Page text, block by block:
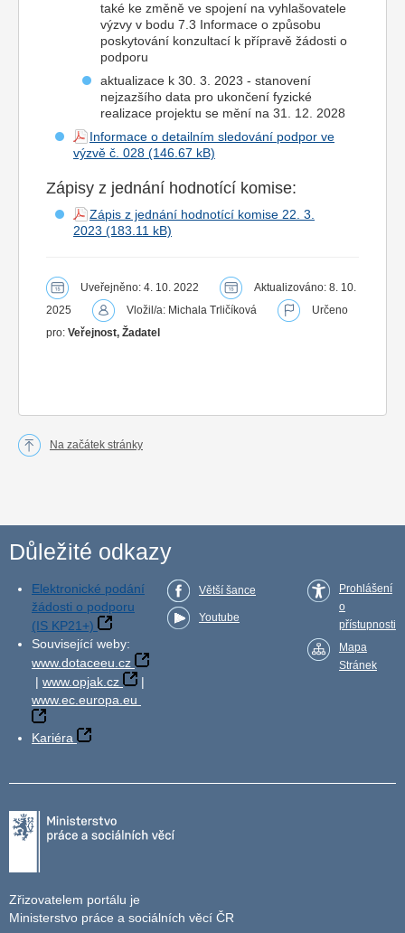
také ke změně ve spojení na vyhlašovatele
výzvy v bodu 7.3 Informace o způsobu
poskytování konzultací k přípravě žádosti o
podporu
aktualizace k 30. 3. 2023 - stanovení
nejzazšího data pro ukončení fyzické
realizace projektu se mění na 31. 12. 2028
Informace o detailním sledování podpor ve
výzvě č. 028
Zápisy z jednání hodnotící komise:
Zápis z jednání hodnotící komise 22. 3.
2023
Uveřejněno: 4. 10. 2022
Aktualizováno: 8. 10.
2025
Vložil/a: Michala Trličíková
Určeno
pro: Veřejnost, Žadatel
Na začátek stránky
Důležité odkazy
Elektronické podání
žádosti o podporu
(IS KP21+)
Související weby:
www.dotaceeu.cz
| www.opjak.cz
|
www.ec.europa.eu
Kariéra
Větší šance
Youtube
Prohlášení
o
přístupnosti
Mapa
Stránek
Zřizovatelem portálu je
Ministerstvo práce a sociálních věcí ČR